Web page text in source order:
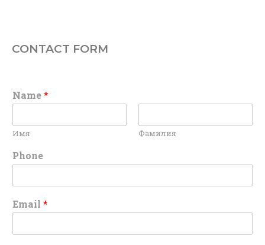
CONTACT FORM
Name*
Имя Фамилия
Phone
Email *